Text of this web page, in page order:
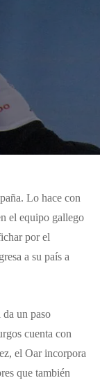
Lo hace con
el equipo gallego
por el
a su país a
un paso
cuenta con
el Oar incorpora
que también